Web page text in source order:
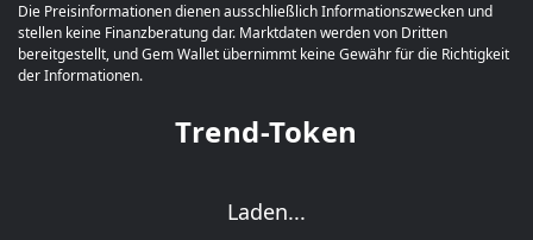
Die Preisinformationen dienen ausschließlich Informationszwecken und
stellen keine Finanzberatung dar. Marktdaten werden von Dritten
bereitgestellt, und Gem Wallet übernimmt keine Gewähr für die Richtigkeit
der Informationen.
Trend-Token
Laden...